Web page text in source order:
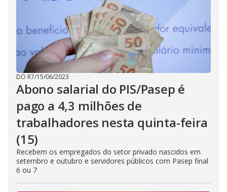
DO R7/15/06/2023
Abono salarial do PIS/Pasep é
pago a 4,3 milhões de
trabalhadores nesta quinta-feira
(15)
Recebem os empregados do setor privado nascidos em
setembro e outubro e servidores públicos com Pasep final
6 ou 7